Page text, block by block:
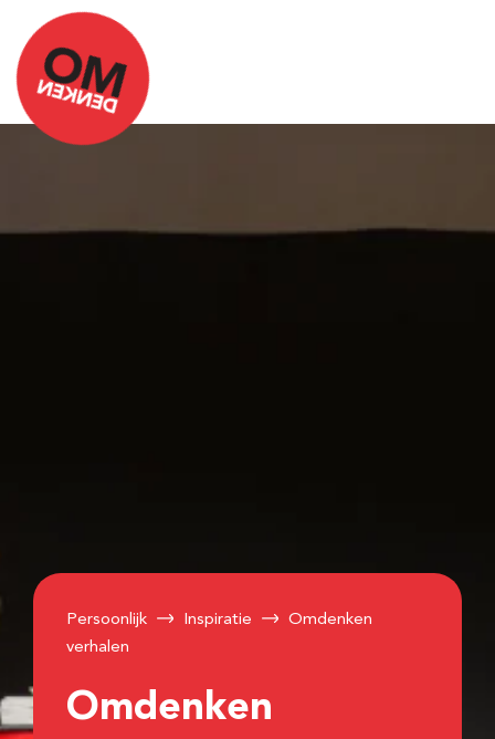
Persoonlijk Inspiratie
Omdenken
verhalen
Omdenken